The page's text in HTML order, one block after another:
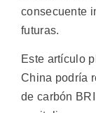
consecuente
futuras.
Este artículo
China podría
de carbón